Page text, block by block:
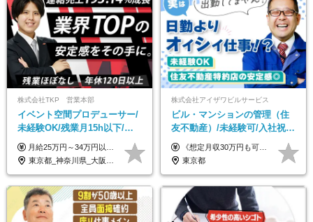
株式会社TKP 営業本部
イベント空間プロデューサー/
未経験OK/残業月15h以下/豊
富な福利厚生/全国募集/平均有
給取得日数14.9日
月給25万円～34万円以上＋各種手当＋残業代＋賞与年2回（昨年度2～4ヶ月分） 初年度想定年収：350万円～ ＜クラス・経験別の月給目安＞ ■メンバークラス：月給25万円以上 ■店長やSVなどのマネジメント経験者：月給30万円～スタート可 ■リーダークラス：月給34万円以上 ※月給は配属エリア・経験・能力を考慮して決定します（前職の経験・収入をお聞かせください）。 ※上記にはみなし残業手当20～30時間分（メンバー：3万1134円以上、経験5年以上：5万2448円以上、リーダー：5万9441円以上）を含みます。 ※超過分は別途支給いたします。
東京都_神奈川県_大阪府_愛知県_北海道_宮城県_静岡県_京都府_広島県_福岡県
株式会社アイザワビルサービス
ビル・マンションの管理（住
友不動産）/未経験可/入社祝い
金10万円/月収30万円可/40～
50代活躍/S102
《想定月収30万円も可能！/想定年収380万円》 ■月給24万5000円以上＋賞与年2回(2カ月/2025年実績)＋時間外手当＋資格手当＋役職手当＋交通費 ………… ≪昇給、賞与、および各種諸手当について≫ ◇入社お祝い金（10万円 ※3カ月精勤後支給） ◇昇給/年1回 ◇賞与/年2回(2カ月/2025年実績) ◇時間外手当 ◇資格手当 └・ビル設備管理技能士1級（1万円/月） ・ビル設備管理技能士2級（5000円/月） ・建築物環境衛生管理技術者（1万円/月） ・防火管理技能者（3000円/月） ・消防設備士乙4類（3000円/月） 他 ◇役職手当 └・班長/サブリーダー/リーダー（5000円～2万円/月） ◇物件手当（最大2万円 ※物件により異なる） ◇退職金あり ※経験・年齢・能力を考慮した上、当社規定により優遇いたします。 ※3カ月の試用期間あり。その間の給与や福利厚生に差異はありません。 《モデル年収》 ・入社1年/35歳：年収380万円 ・入社3年/38歳：年収400万円
東京都